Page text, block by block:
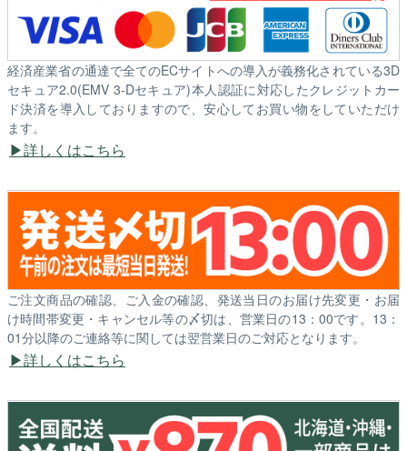
経済産業省の通達で全てのECサイトへの導入が義務化されている3D
セキュア2.0(EMV 3-Dセキュア)本人認証に対応したクレジットカー
ド決済を導入しておりますので、安心してお買い物をしていただけ
ます。
詳しくはこちら
ご注文商品の確認、ご入金の確認、発送当日のお届け先変更・お届
け時間帯変更・キャンセル等の〆切は、営業日の13：00です。13：
01分以降のご連絡等に関しては翌営業日のご対応となります。
詳しくはこちら